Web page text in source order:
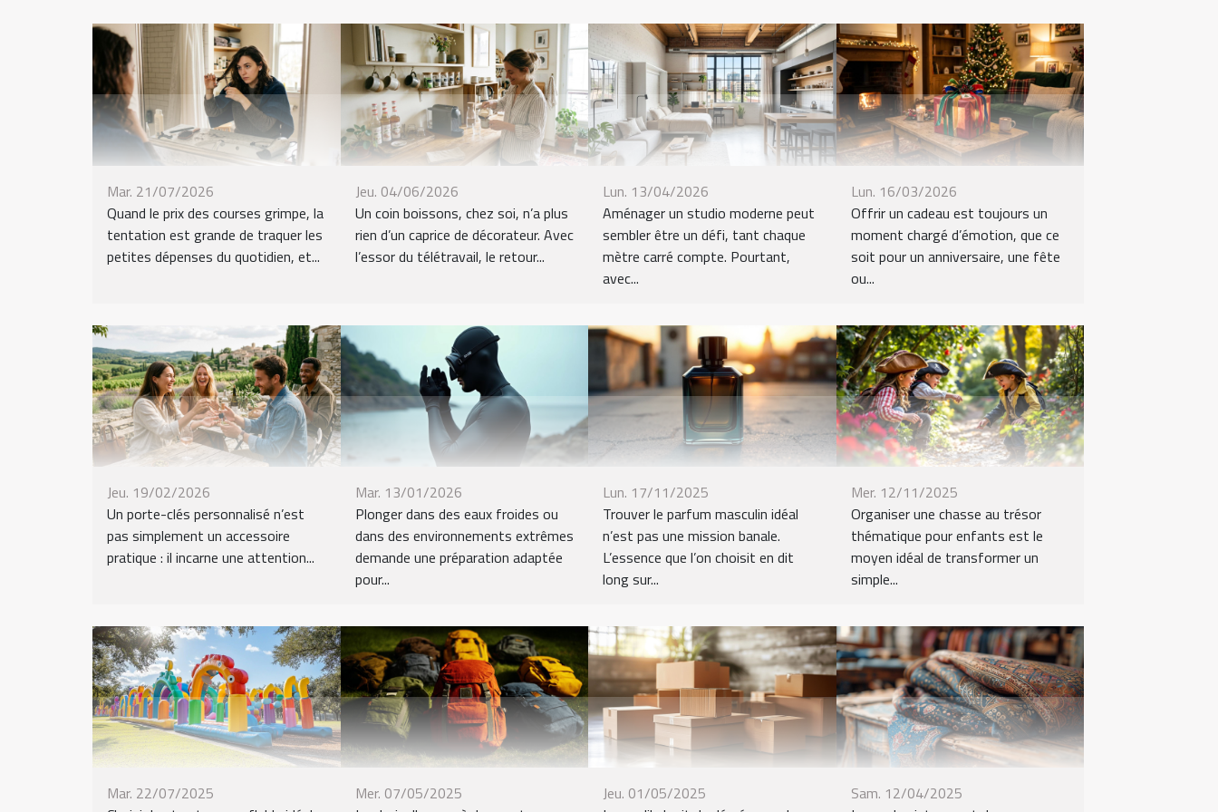
Mar. 21/07/2026
Quand le prix des courses grimpe, la
tentation est grande de traquer les
petites dépenses du quotidien, et...
Jeu. 04/06/2026
Un coin boissons, chez soi, n’a plus
rien d’un caprice de décorateur. Avec
l’essor du télétravail, le retour...
Lun. 13/04/2026
Aménager un studio moderne peut
sembler être un défi, tant chaque
mètre carré compte. Pourtant,
avec...
Lun. 16/03/2026
Offrir un cadeau est toujours un
moment chargé d’émotion, que ce
soit pour un anniversaire, une fête
ou...
Jeu. 19/02/2026
Un porte-clés personnalisé n’est
pas simplement un accessoire
pratique : il incarne une attention...
Mar. 13/01/2026
Plonger dans des eaux froides ou
dans des environnements extrêmes
demande une préparation adaptée
pour...
Lun. 17/11/2025
Trouver le parfum masculin idéal
n’est pas une mission banale.
L’essence que l’on choisit en dit
long sur...
Mer. 12/11/2025
Organiser une chasse au trésor
thématique pour enfants est le
moyen idéal de transformer un
simple...
Mar. 22/07/2025
Mer. 07/05/2025
Jeu. 01/05/2025
Sam. 12/04/2025